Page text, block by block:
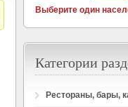
Выберите один
Категории
Рестораны, бары,